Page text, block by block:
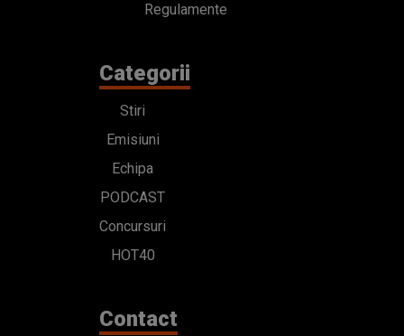
Regulamente
Categorii
Stiri
Emisiuni
Echipa
PODCAST
Concursuri
HOT40
Contact